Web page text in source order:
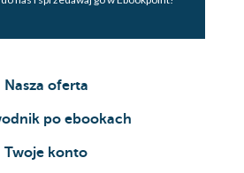
Nasza oferta
po ebookach
Twoje konto